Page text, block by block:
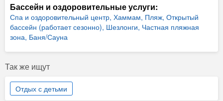
Бассейн и оздоровительные услуги:
Спа и оздоровительный центр, Хаммам, Пляж, Открытый
бассейн (работает сезонно), Шезлонги, Частная пляжная
зона, Баня/Сауна
Так же ищут
Отдых с детьми